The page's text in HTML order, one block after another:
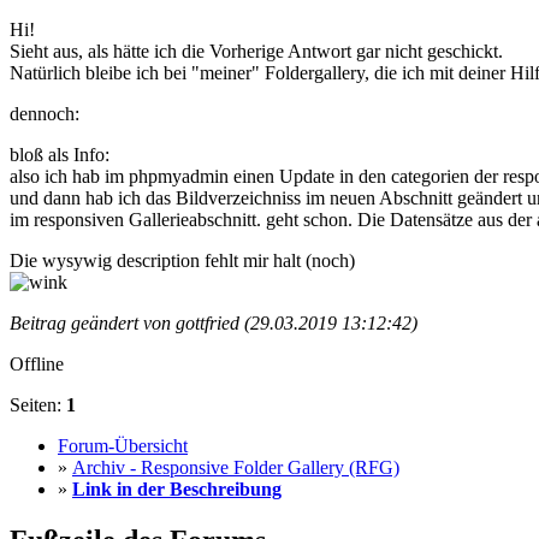
Hi!
Sieht aus, als hätte ich die Vorherige Antwort gar nicht geschickt.
Natürlich bleibe ich bei "meiner" Foldergallery, die ich mit deiner
dennoch:
bloß als Info:
also ich hab im phpmyadmin einen Update in den categorien der
und dann hab ich das Bildverzeichniss im neuen Abschnitt
im responsiven Gallerieabschnitt. geht schon. Die Datensätze aus
Die wysywig description fehlt mir halt (noch)
Beitrag geändert von gottfried (29.03.2019 13:12:42)
Offline
Seiten: 1
Forum-Übersicht
» Archiv - Responsive Folder Gallery (RFG)
» Link in der Beschreibung